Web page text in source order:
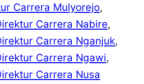
Carrera Mulyorejo
Carrera Nabire
Carrera Nganjuk
Carrera Ngawi
Carrera Nusa